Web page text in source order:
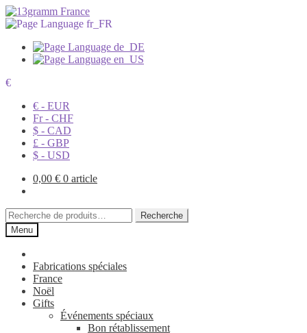
€
€ - EUR
Fr - CHF
$ - CAD
£ - GBP
$ - USD
0,00 € 0 article
Recherche
pour :
Recherche
Menu
Fabrications spéciales
France
Noël
Gifts
Événements spéciaux
Bon rétablissement